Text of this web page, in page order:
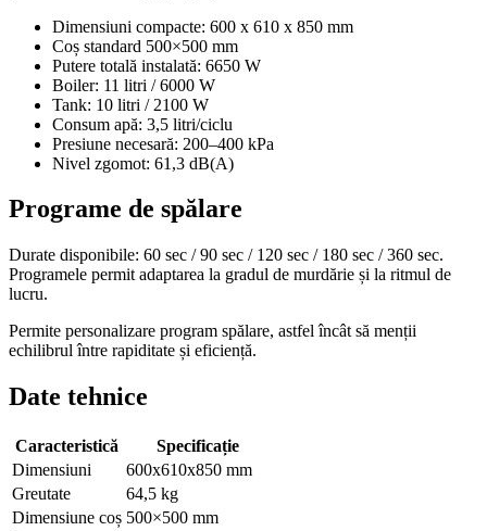
Dimensiuni compacte: 600 x 610 x 850 mm
Coș standard 500×500 mm
Putere totală instalată: 6650 W
Boiler: 11 litri / 6000 W
Tank: 10 litri / 2100 W
Consum apă: 3,5 litri/ciclu
Presiune necesară: 200–400 kPa
Nivel zgomot: 61,3 dB(A)
Programe de spălare
Durate disponibile: 60 sec / 90 sec / 120 sec / 180 sec / 360 sec.
Programele permit adaptarea la gradul de murdărie și la ritmul de
lucru.
Permite personalizare program spălare, astfel încât să menții
echilibrul între rapiditate și eficiență.
Date tehnice
Caracteristică
Specificație
Dimensiuni
600x610x850 mm
Greutate
64,5 kg
Dimensiune coș 500×500 mm